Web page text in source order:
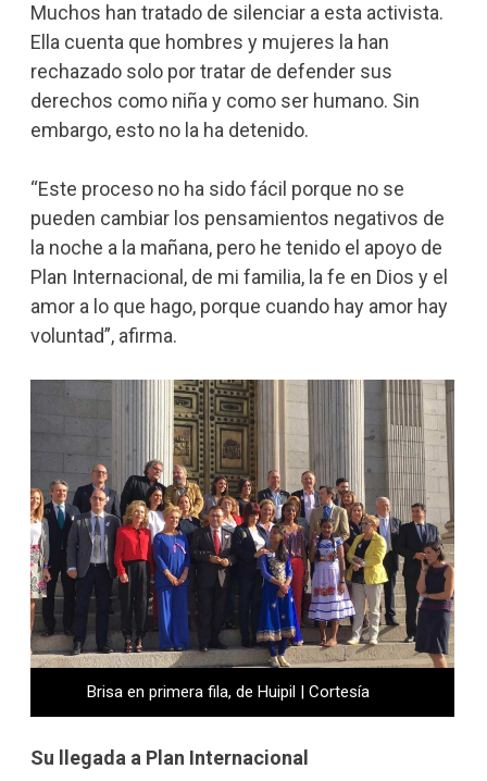
Muchos han tratado de silenciar a esta activista.
Ella cuenta que hombres y mujeres la han
rechazado solo por tratar de defender sus
derechos como niña y como ser humano. Sin
embargo, esto no la ha detenido.
“Este proceso no ha sido fácil porque no se
pueden cambiar los pensamientos negativos de
la noche a la mañana, pero he tenido el apoyo de
Plan Internacional, de mi familia, la fe en Dios y el
amor a lo que hago, porque cuando hay amor hay
voluntad”, afirma.
Brisa en primera fila, de Huipil | Cortesía
Su llegada a Plan Internacional